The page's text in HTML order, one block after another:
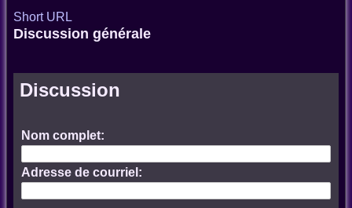
Short URL
Discussion générale
Discussion
Nom complet:
Adresse de courriel: